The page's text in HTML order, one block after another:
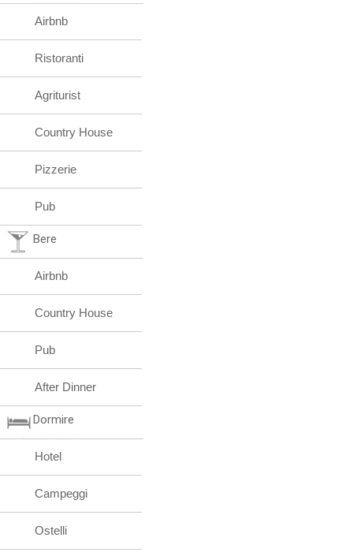
Airbnb
Ristoranti
Agriturist
Country House
Pizzerie
Pub
Bere
Airbnb
Country House
Pub
After Dinner
Dormire
Hotel
Campeggi
Ostelli